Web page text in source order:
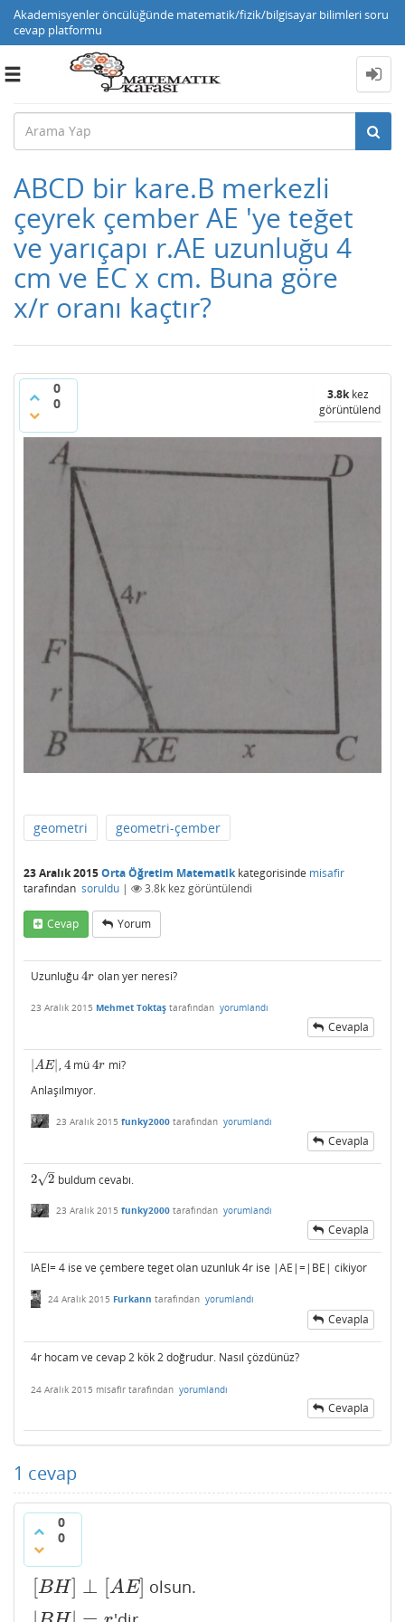
Akademisyenler öncülüğünde matematik/fizik/bilgisayar bilimleri soru
cevap platformu
Toggle
ABCD bir kare.B merkezli
çeyrek çember AE 'ye teğet
ve yarıçapı r.AE uzunluğu 4
cm ve EC x cm. Buna göre
x/r oranı kaçtır?
0
0
3.8kkez
görüntülendi
geometri geometri-çember
23 Aralık 2015Orta Öğretim Matematikkategorisinde misafir
tarafından soruldu | 3.8k kez görüntülendi
Cevap Yorum
Uzunluğu4r
4r olan yer neresi?
23 Aralık 2015 Mehmet Toktaş tarafından yorumlandı
Cevapla
AE|
|AE| , 4
4mü4r
4r mi?
Anlaşılmıyor.
23 Aralık 2015 funky2000 tarafından yorumlandı
Cevapla
2 2
–
√
22 buldum cevabı.
23 Aralık 2015 funky2000 tarafından yorumlandı
Cevapla
lAEl= 4 ise ve çembere teget olan uzunluk 4r ise |AE|=|BE| cikiyor
24 Aralık 2015 Furkann tarafından yorumlandı
Cevapla
4r hocam ve cevap 2 kök 2 doğrudur. Nasıl çözdünüz?
24 Aralık 2015 misafir tarafından yorumlandı
Cevapla
1 cevap
0
0
BH ⊥ AE]
BH]⊥ [AE ] olsun.